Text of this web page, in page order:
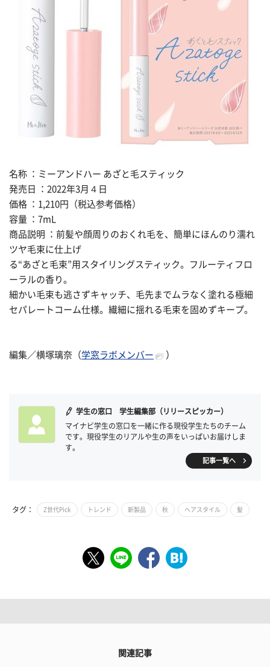
名称 ：ミーアンドハー あざと毛スティック
発売日 ：2022年3月４日
価格 ：1,210円（税込参考価格）
容量 ：7mL
商品説明 ：前髪や顔周りのおくれ毛を、簡単にほんのり濡れ
ツヤ毛束に仕上げ
る“あざと毛束”用スタイリングスティック。フルーティフロ
ーラルの香り。
細かい毛束も逃さずキャッチ、毛先までムラなく塗れる極細
セパレートコーム仕様。繊細に揺れる毛束を固めずキープ。
編集／横塚璃奈（ 学窓ラボメンバー ）
学生の窓口 学生編集部（リリースピッカー）
マイナビ学生の窓口を一緒に作る現役学生たちのチーム
です。現役学生のリアルや生の声をいっぱいお届けしま
す。
記事一覧へ
タグ： Z世代Pick トレンド 新製品 秋 ヘアスタイル 髪
関連記事